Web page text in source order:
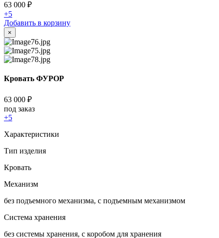
63 000 ₽
+5
Добавить в корзину
×
Кровать ФУРОР
63 000 ₽
под заказ
+5
Характеристики
Тип изделия
Кровать
Механизм
без подъемного механизма, с подъемным механизмом
Система хранения
без системы хранения, с коробом для хранения